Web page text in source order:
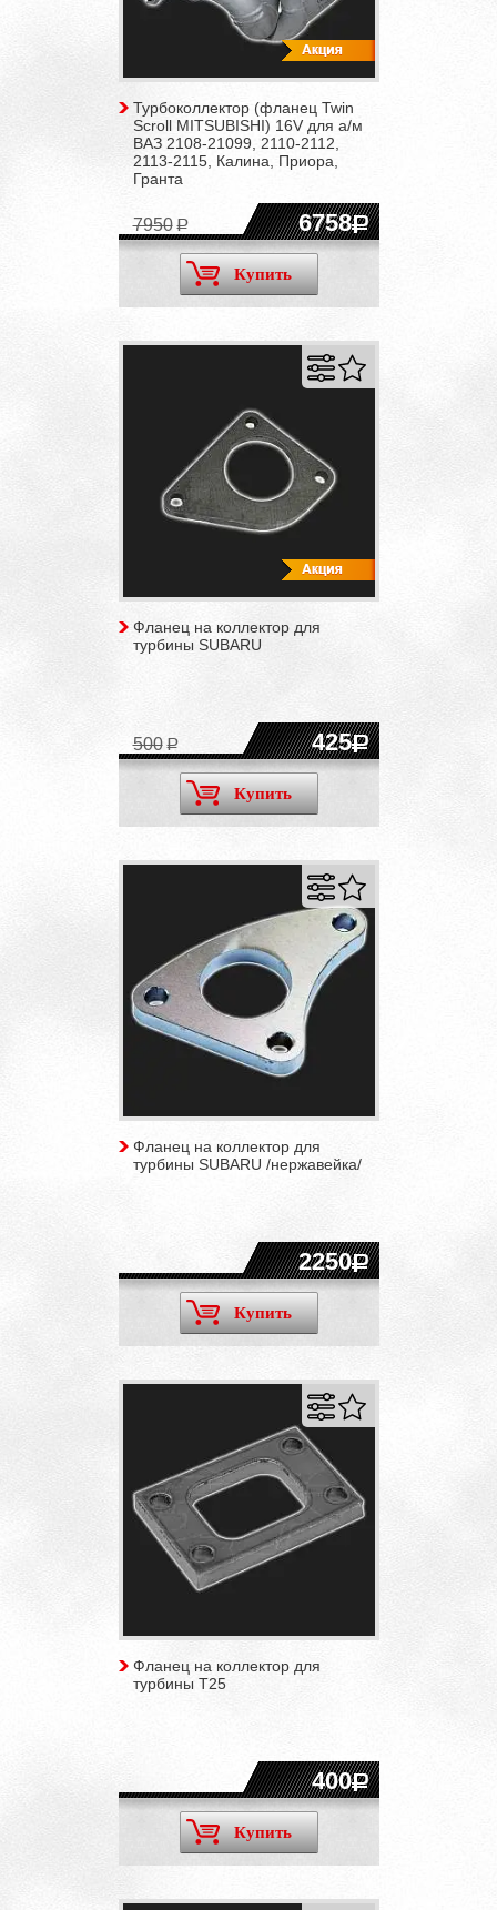
Турбоколлектор (фланец Twin
Scroll MITSUBISHI) 16V для а/м
ВАЗ 2108-21099, 2110-2112,
2113-2115, Калина, Приора,
Гранта
6758
7950
Купить
Фланец на коллектор для
турбины SUBARU
425
500
Купить
Фланец на коллектор для
турбины SUBARU /нержавейка/
2250
Купить
Фланец на коллектор для
турбины T25
400
Купить